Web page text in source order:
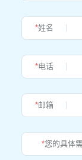
*姓名
*电话
*邮箱
*您的具体